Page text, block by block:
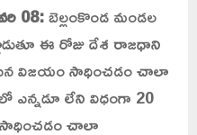
08:బెల్లంకొండ మండల
ఈ రోజు దేశ రాజధాని
విజయం సాధించడం చాలా
ఎన్నడూ లేని విధంగా 20
సాధించడం చాలా